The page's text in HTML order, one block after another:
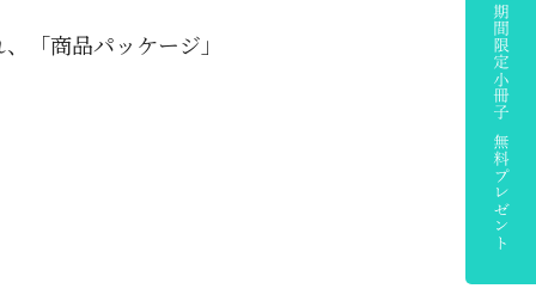
「商品パッケージ」
期間限定小冊子 無料プレゼント